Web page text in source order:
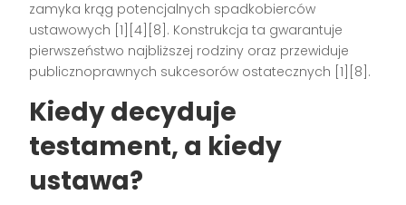
zamyka krąg potencjalnych spadkobierców
ustawowych [1][4][8]. Konstrukcja ta gwarantuje
pierwszeństwo najbliższej rodziny oraz przewiduje
publicznoprawnych sukcesorów ostatecznych [1][8].
Kiedy decyduje
testament, a kiedy
ustawa?